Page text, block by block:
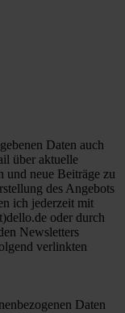
Daten auch
über aktuelle
und neue Beiträge zu
des Angebots
ich jederzeit mit
oder durch
Newsletters
verlinkten
Daten